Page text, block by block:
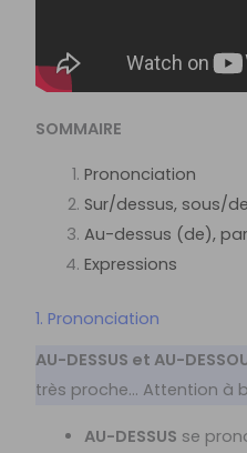
SOMMAIRE
Prononciation
Sur/dessus, sous/
Au-dessus (de),
Expressions
1. Prononciation
AU-DESSUS et AU-
très proche… Attention à
AU-DESSUS se